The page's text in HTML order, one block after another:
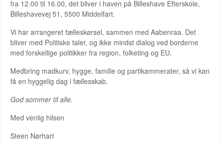
fra 12.00 til 16.00, det bliver i haven på Billeshave Efterskole,
Billeshavevej 51, 5500 Middelfart.
Vi har arrangeret fælleskørsel, sammen med Aabenraa. Det
bliver med Politiske taler, og ikke mindst dialog ved borderne
med forskellige politikker fra region, folketing og EU.
Medbring madkurv, hygge, familie og partikammerater, så vi kan
få en hyggelig dag i fællesskab.
God sommer til alle.
Med venlig hilsen
Steen Nørhart